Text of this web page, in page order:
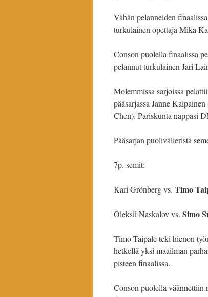
Vähän pelanneiden
turkulainen opettaja Mika
Conson puolella finaalissa
pelannut turkulainen Jari
Molemmissa sarjoissa
pääsarjassa Janne
Chen). Pariskunta nappasi
Pääsarjan puolivälieristä
7p. semit:
Kari Grönberg vs. Timo
Oleksii Naskalov vs. Simo
Timo Taipale teki hienon
hetkellä yksi maailman
pisteen finaalissa.
Conson puolella